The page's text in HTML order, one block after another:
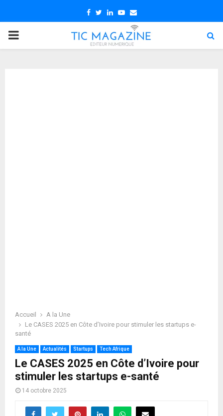
Facebook
TwitterLinkedin
Youtube
Email
PRIMARY
Accueil
A la Une
Le CASES 2025 en Côte d’Ivoire pour stimuler les startups e-
santé
A la Une Actualités Startups Tech Afrique
Le CASES 2025 en Côte d’Ivoire pour
stimuler les startups e-santé
14 octobre 2025